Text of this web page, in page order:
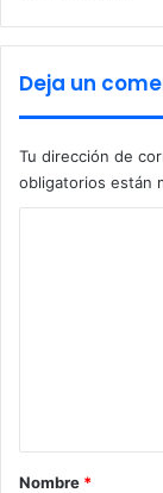
c
n
r
e
s
a
t
Deja un
Tu dirección de
obligatorios están
rNombre *